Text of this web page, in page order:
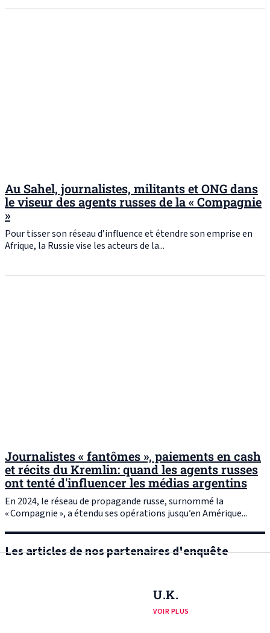
Au Sahel, journalistes, militants et ONG dans
le viseur des agents russes de la « Compagnie
»
Pour tisser son réseau d’influence et étendre son emprise en
Afrique, la Russie vise les acteurs de la...
Journalistes « fantômes », paiements en cash
et récits du Kremlin: quand les agents russes
ont tenté d'influencer les médias argentins
En 2024, le réseau de propagande russe, surnommé la
« Compagnie », a étendu ses opérations jusqu’en Amérique...
Les articles de nos partenaires d'enquête
U.K.
VOIR PLUS